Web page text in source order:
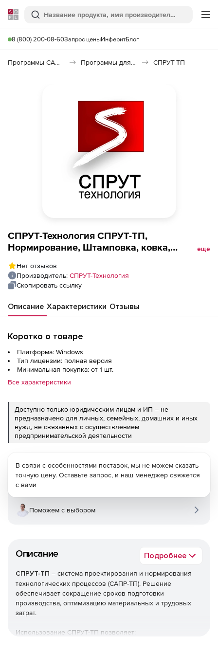
Softline
Поиск
8 (800) 200-08-60Запрос ценыИнферитБлог
Программы САПР и ГИС Программы для машиностроения СПРУТ-ТП
СПРУТ-Технология СПРУТ-ТП,
Нормирование, Штамповка, ковка,
молотах
еще
Нет отзывов
Производитель: СПРУТ-Технология
Скопировать ссылку
Описание Характеристики Отзывы
Коротко о товаре
Платформа: Windows
Тип лицензии: полная версия
Минимальная покупка: от 1 шт.
Все характеристики
Доступно только юридическим лицам и ИП – не
предназначено для личных, семейных, домашних и иных
нужд, не связанных с осуществлением
предпринимательской деятельности
Описание Подробнее
СПРУТ-ТП – система проектирования и нормирования
технологических процессов (САПР-ТП). Решение
обеспечивает сокращение сроков подготовки
производства, оптимизацию материальных и трудовых
затрат.
Использование СПРУТ-ТП позволяет:
В связи с особенностями поставок, мы не можем сказать
точную цену. Оставьте запрос, и наш менеджер свяжется
с вами
Поможем с выбором